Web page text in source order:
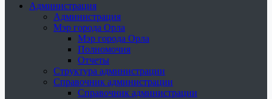
Администрация
Администрация
Мэр города Орла
Мэр города Орла
Полномочия
Отчеты
Структура администрации
Справочник администрации
Справочник администрации